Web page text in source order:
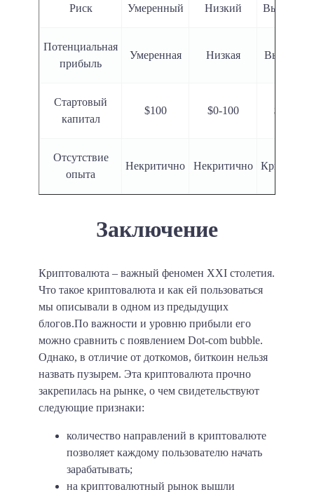
Риск Умеренный Низкий Высокий
Потенциальная
прибыль
Умеренная Низкая Высокая
Стартовый
капитал
$100 $0-100 $100
Отсутствие
опыта
Некритично Некритично Критично
Заключение
Криптовалюта – важный феномен XXI столетия.
Что такое криптовалюта и как ей пользоваться
мы описывали в одном из предыдущих
блогов.По важности и уровню прибыли его
можно сравнить с появлением Dot-com bubble.
Однако, в отличие от доткомов, биткоин нельзя
назвать пузырем. Эта криптовалюта прочно
закрепилась на рынке, о чем свидетельствуют
следующие признаки:
количество направлений в криптовалюте
позволяет каждому пользователю начать
зарабатывать;
на криптовалютный рынок вышли